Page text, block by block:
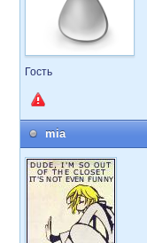
Гость
mia